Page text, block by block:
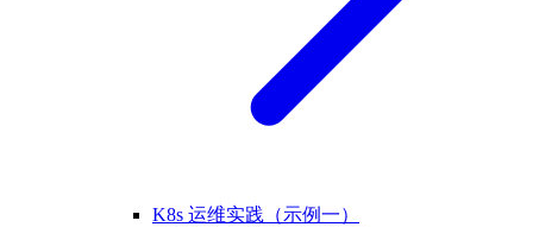
K8s 运维实践（示例一）